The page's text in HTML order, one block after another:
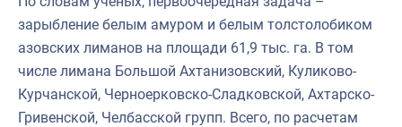
зарыбление белым амуром и белым толстолобиком
азовских лиманов на площади 61,9 тыс. га. В том
числе лимана Большой Ахтанизовский, Куликово-
Курчанской, Черноерковско-Сладковской, Ахтарско-
Гривенской, Челбасской групп. Всего, по расчетам